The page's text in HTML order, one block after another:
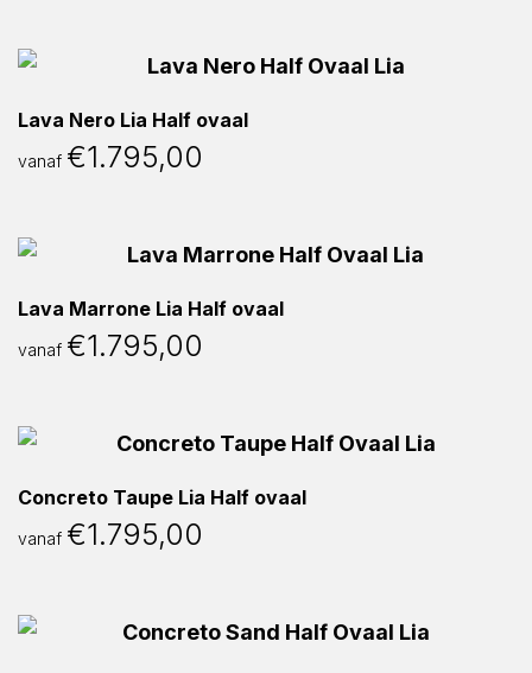
Lava Nero Lia Half ovaal
vanaf €1.795,00
Lava Marrone Lia Half ovaal
vanaf €1.795,00
Concreto Taupe Lia Half ovaal
vanaf €1.795,00